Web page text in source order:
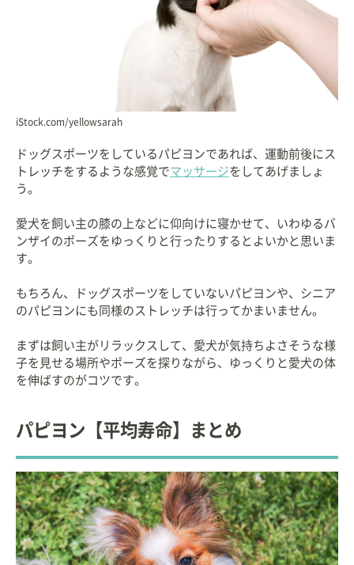
iStock.com/yellowsarah
ドッグスポーツをしているパピヨンであれば、運動前後にス
トレッチをするような感覚でマッサージをしてあげましょ
う。
愛犬を飼い主の膝の上などに仰向けに寝かせて、いわゆるバ
ンザイのポーズをゆっくりと行ったりするとよいかと思いま
す。
もちろん、ドッグスポーツをしていないパピヨンや、シニア
のパピヨンにも同様のストレッチは行ってかまいません。
まずは飼い主がリラックスして、愛犬が気持ちよさそうな様
子を見せる場所やポーズを探りながら、ゆっくりと愛犬の体
を伸ばすのがコツです。
パピヨン【平均寿命】まとめ